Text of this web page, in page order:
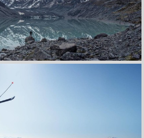
泊山川山脉雪山4k壁纸
立 即 下 载
收 藏